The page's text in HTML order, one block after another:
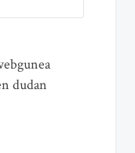
dudan